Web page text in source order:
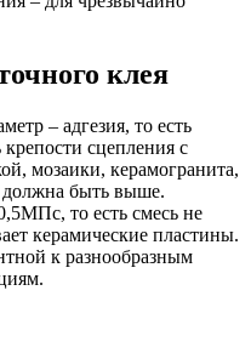
клея
– адгезия, то есть
сцепления с
мозаики, керамогранита,
должна быть выше.
то есть смесь не
керамические пластины.
к разнообразным